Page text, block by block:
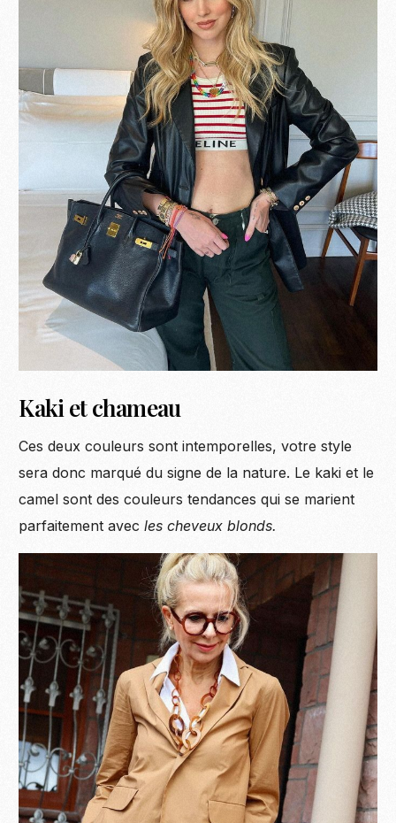
Kaki et chameau
Ces deux couleurs sont intemporelles, votre style
sera donc marqué du signe de la nature. Le kaki et le
camel sont des couleurs tendances qui se marient
parfaitement avecles cheveux blonds.